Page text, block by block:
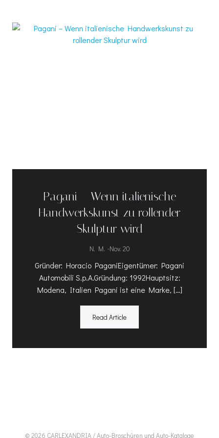
Pagani – Wenn italienische
Handwerkskunst zu rollender
Skulptur wird
N. M. -Nov. 20
Gründer: Horacio PaganiEigentümer: Pagani
Automobili S.p.A.Gründung: 1992Hauptsitz:
Modena, Italien Pagani ist eine Marke, […]
Read Article
© 2026 CARLEXANDRIA / Auto-Broschüren und Auto-Kataloge